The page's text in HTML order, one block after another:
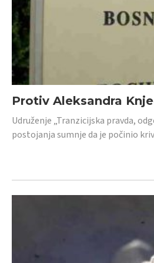
Protiv Aleksandra
Udruženje „Tranzicijska pravda,
postojanja sumnje da je počinio